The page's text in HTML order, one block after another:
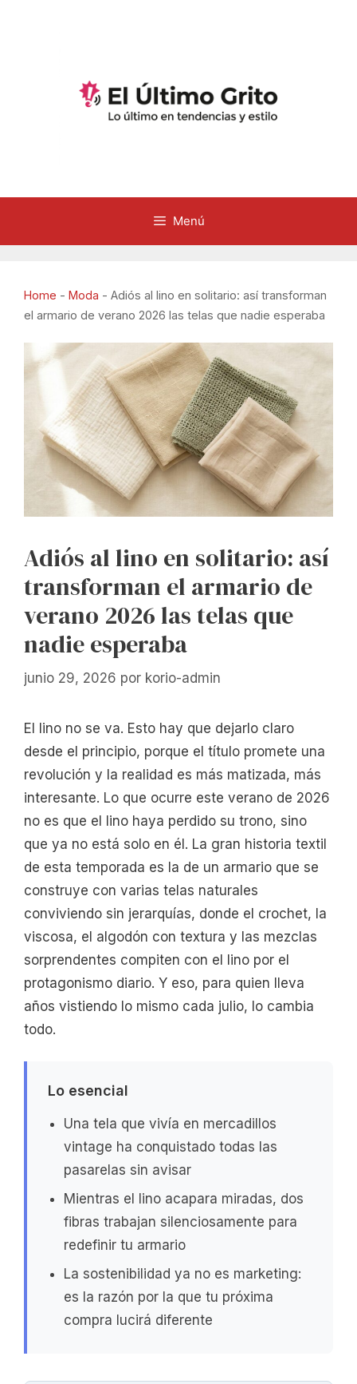
Menú
Home - Moda - Adiós al lino en solitario: así transforman
el armario de verano 2026 las telas que nadie esperaba
Adiós al lino en solitario: así
transforman el armario de
verano 2026 las telas que
nadie esperaba
junio 29, 2026 por korio-admin
El lino no se va. Esto hay que dejarlo claro
desde el principio, porque el título promete una
revolución y la realidad es más matizada, más
interesante. Lo que ocurre este verano de 2026
no es que el lino haya perdido su trono, sino
que ya no está solo en él. La gran historia textil
de esta temporada es la de un armario que se
construye con varias telas naturales
conviviendo sin jerarquías, donde el crochet, la
viscosa, el algodón con textura y las mezclas
sorprendentes compiten con el lino por el
protagonismo diario. Y eso, para quien lleva
años vistiendo lo mismo cada julio, lo cambia
todo.
Lo esencial
Una tela que vivía en mercadillos
vintage ha conquistado todas las
pasarelas sin avisar
Mientras el lino acapara miradas, dos
fibras trabajan silenciosamente para
redefinir tu armario
La sostenibilidad ya no es marketing:
es la razón por la que tu próxima
compra lucirá diferente